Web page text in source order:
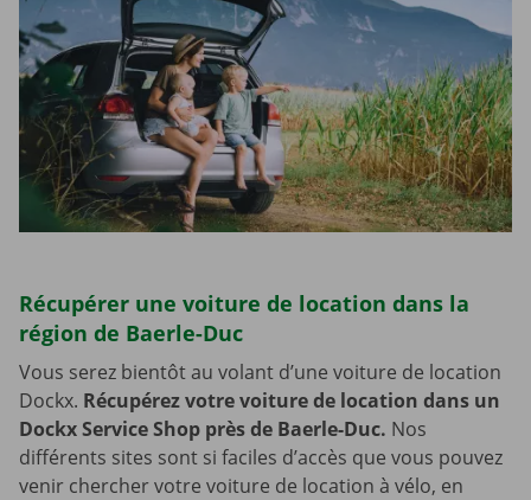
Récupérer une voiture de location dans la
région de Baerle-Duc
Vous serez bientôt au volant d’une voiture de location
Dockx. Récupérez votre voiture de location dans un
Dockx Service Shop près de Baerle-Duc. Nos
différents sites sont si faciles d’accès que vous pouvez
venir chercher votre voiture de location à vélo, en